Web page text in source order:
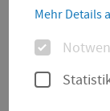
Mehr Details
Optionen